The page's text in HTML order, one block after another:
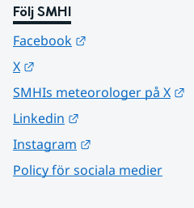
Följ SMHI
Facebook
X
SMHIs meteorologer på X
Linkedin
Instagram
Policy för sociala medier